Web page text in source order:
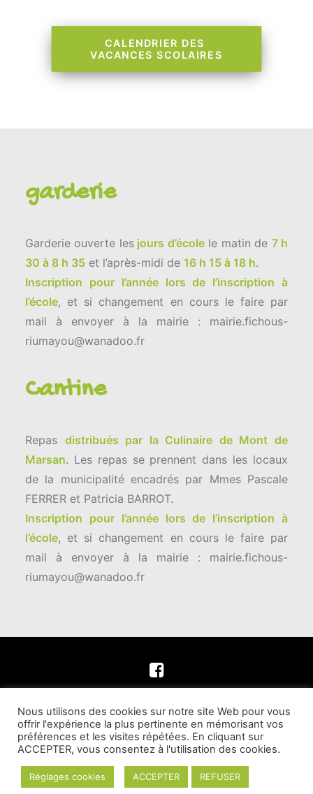
CALENDRIER DES
VACANCES SCOLAIRES
garderie
Garderie ouverte lesjours d’écolele matin de 7 h
30 à 8 h 35 et l’après-midi de 16 h 15 à 18 h.
Inscription pour l’année lors de l’inscription à
l’école, et si changement en cours le faire par
mail à envoyer à la mairie : mairie.fichous-
riumayou@wanadoo.fr
Cantine
Repas distribués par la Culinaire de Mont de
Marsan. Les repas se prennent dans les locaux
de la municipalité encadrés par Mmes Pascale
FERRER et Patricia BARROT.
Inscription pour l’année lors de l’inscription à
l’école, et si changement en cours le faire par
mail à envoyer à la mairie : mairie.fichous-
riumayou@wanadoo.fr
© Commune de Fichous Riumayou | Tous droits
réservés –Contact
Site réalisé parGrogeo Prod–Plan du site–
Mentions Légales
–Politique de confidentialité
Nous utilisons des cookies sur notre site Web pour vous
offrir l'expérience la plus pertinente en mémorisant vos
préférences et les visites répétées. En cliquant sur
ACCEPTER, vous consentez à l'utilisation des cookies.
Réglages cookies ACCEPTER REFUSER